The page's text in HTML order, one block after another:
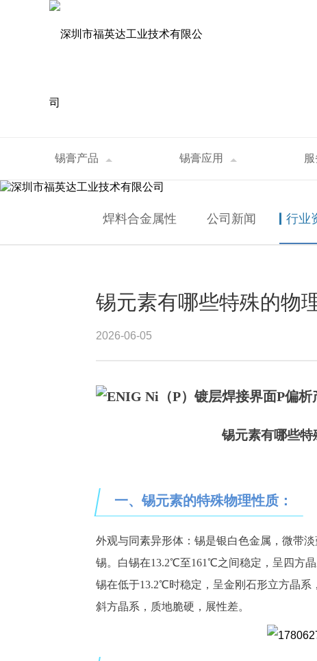
锡膏产品 锡膏应用
资讯中心
首页 >行业资讯 锡元素有哪些
焊料合金属性 公司新闻 行业
锡元素有哪些特殊的物
2026-06-05
锡元素有哪些特
一、 锡元素的特殊物理性质：
外观与同素异形体：锡是银白色金属，微带
锡。白锡在13.2℃至161℃之间稳定，呈四方
锡在低于13.2℃时稳定，呈金刚石形立方晶
斜方晶系，质地脆硬，展性差。